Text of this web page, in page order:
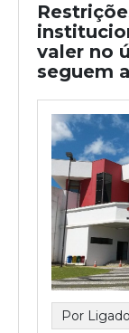
valer no
seguem
Por